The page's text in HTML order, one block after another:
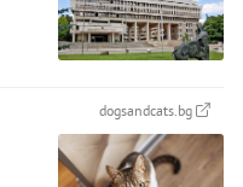
dogsandcats.bg